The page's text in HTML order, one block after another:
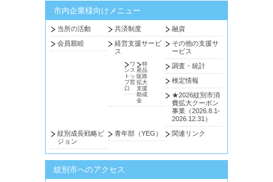
市内企業様向けメニュー
当所の活動 共済制度
融資
会員親睦
経営支援サービ
ス
ワ
ンス
トッ
プ窓
口
特
産品
販路
拡大
支援
助成
金
その他の支援サ
ービス
調査・統計
検定情報
★2026紋別市消
費拡大クーポン
事業（2026.8.1-
2026.12.31）
紋別成長戦略ビ
ジョン
青年部（YEG） 関連リンク
紋別市へのアクセス